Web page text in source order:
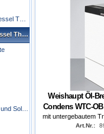
WTC-GW/GB
WTC-OB
Weishaupt Öl-
Condens WTC-
mit untergebautem
Art.Nr.: